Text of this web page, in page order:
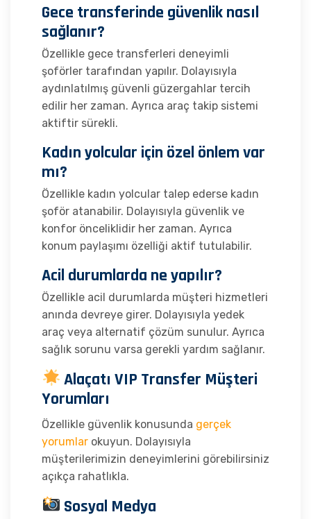
Gece transferinde güvenlik nasıl
sağlanır?
Özellikle gece transferleri deneyimli
şoförler tarafından yapılır. Dolayısıyla
aydınlatılmış güvenli güzergahlar tercih
edilir her zaman. Ayrıca araç takip sistemi
aktiftir sürekli.
Kadın yolcular için özel önlem var
mı?
Özellikle kadın yolcular talep ederse kadın
şoför atanabilir. Dolayısıyla güvenlik ve
konfor önceliklidir her zaman. Ayrıca
konum paylaşımı özelliği aktif tutulabilir.
Acil durumlarda ne yapılır?
Özellikle acil durumlarda müşteri hizmetleri
anında devreye girer. Dolayısıyla yedek
araç veya alternatif çözüm sunulur. Ayrıca
sağlık sorunu varsa gerekli yardım sağlanır.
Alaçatı VIP Transfer Müşteri
Yorumları
Özellikle güvenlik konusunda gerçek
yorumlar okuyun. Dolayısıyla
müşterilerimizin deneyimlerini görebilirsiniz
açıkça rahatlıkla.
Sosyal Medya